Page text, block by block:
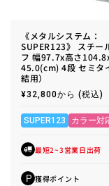
《メタルシステム：
SUPER123》 スチー
フ 幅97.7x高さ
45.0(cm) 4段 セミタ
結用）
通
価
格
¥32,800から (税込)
SUPER123 カラー対
最短2~3営業日出荷
P 獲得ポイント